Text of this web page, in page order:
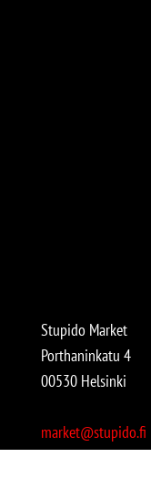
Stupido Market
Porthaninkatu 4
00530 Helsinki
market@stupido.fi